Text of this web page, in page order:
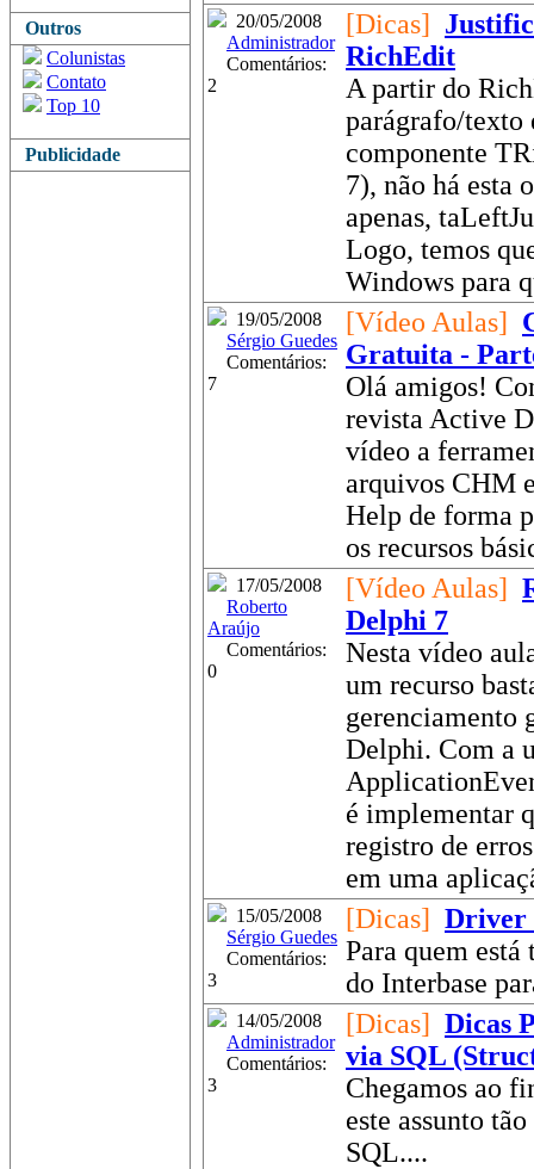
Outros
Colunistas
Contato
Top 10
Publicidade
20/05/2008
Administrador
Comentários:
2
[Dicas]
RichEdit
A partir do
parágrafo/texto
componente
7), não há esta
apenas,
Logo, temos
Windows para
19/05/2008
Sérgio Guedes
Comentários:
7
[Vídeo Aulas]
Gratuita -
Olá amigos!
revista Active
vídeo a
arquivos CHM
Help de forma
os recursos
17/05/2008
Roberto
Araújo
Comentários:
0
[Vídeo Aulas]
Delphi 7
Nesta vídeo
um recurso
gerenciamento
Delphi. Com a
é implementar
registro de
em uma
15/05/2008
Sérgio Guedes
Comentários:
3
[Dicas] Driver
Para quem
do Interbase
14/05/2008
Administrador
Comentários:
3
[Dicas] Dicas
via SQL
Chegamos ao
este assunto
SQL....